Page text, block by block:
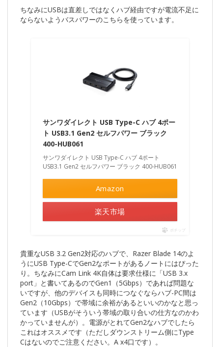
ちなみにUSBは直差しではなくハブ経由ですが電流不足に
ならないようバスパワーのこちらを使っています。
サンワダイレクト USB Type-C ハブ 4ポー
ト USB3.1 Gen2 セルフパワー ブラック
400-HUB061
サンワダイレクト USB Type-C ハブ 4ポート
USB3.1 Gen2 セルフパワー ブラック 400-HUB061
Amazon
楽天市場
ポチップ
貴重なUSB 3.2 Gen2対応のハブで、Razer Blade 14のよ
うにUSB Type-CでGen2なポートがあるノートにはぴった
り。ちなみにCam Link 4K自体は要求仕様に「USB 3.x
port」と書いてあるのでGen1（5Gbps）であれば問題な
いですが、他のデバイスも同時につなぐならハブ-PC間は
Gen2（10Gbps）で帯域に余裕があるといいのかなと思っ
ています（USBがそういう帯域の取り合いの仕方なのかわ
かっていませんが）。電源がとれてGen2なハブでしたら
これはオススメです（ただしダウンストリーム側にType
Cはないのでご注意ください。A x4口です）。